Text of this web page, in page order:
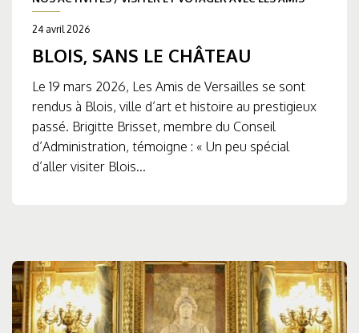
24 avril 2026
BLOIS, SANS LE CHÂTEAU
Le 19 mars 2026, Les Amis de Versailles se sont
rendus à Blois, ville d’art et histoire au prestigieux
passé. Brigitte Brisset, membre du Conseil
d’Administration, témoigne : « Un peu spécial
d’aller visiter Blois...